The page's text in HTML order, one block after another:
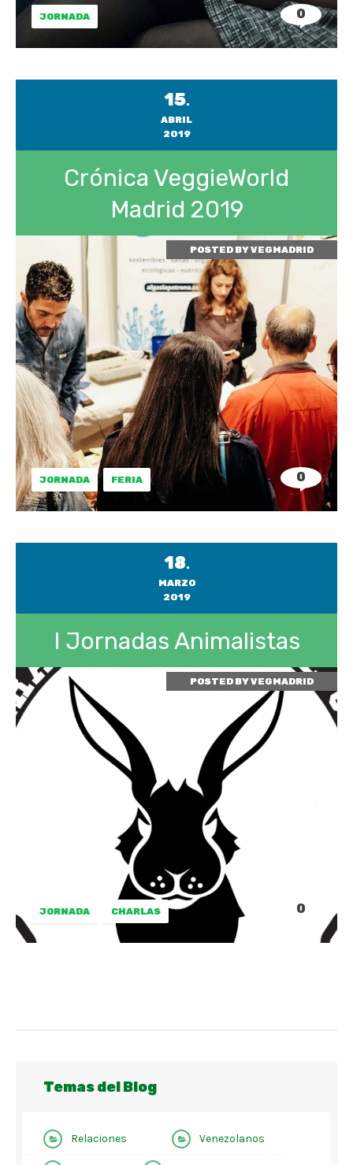
JORNADA 0
15.
ABRIL
2019
Crónica VeggieWorld
Madrid 2019
POSTED BYVEGMADRID
JORNADA FERIA 0
18.
MARZO
2019
I Jornadas Animalistas
POSTED BYVEGMADRID
JORNADA CHARLAS 0
Temas del Blog
Relaciones Venezolanos